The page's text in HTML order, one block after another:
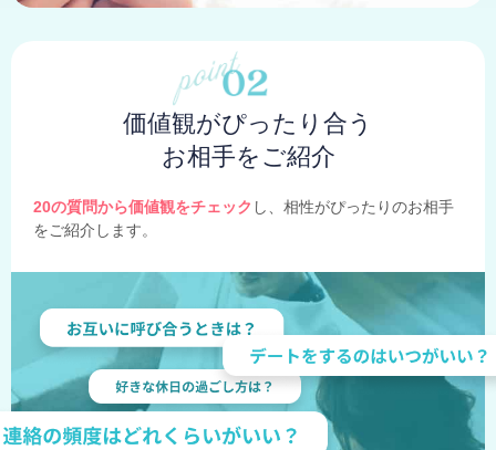
価値観がぴったり合う
お相手をご紹介
20の質問から価値観をチェック し、相性がぴったりのお相手
をご紹介します。